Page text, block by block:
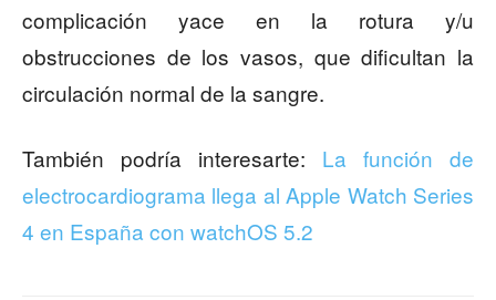
complicación yace en la rotura y/u
obstrucciones de los vasos, que dificultan la
circulación normal de la sangre.
También podría interesarte: La función de
electrocardiograma llega al Apple Watch Series
4 en España con watchOS 5.2